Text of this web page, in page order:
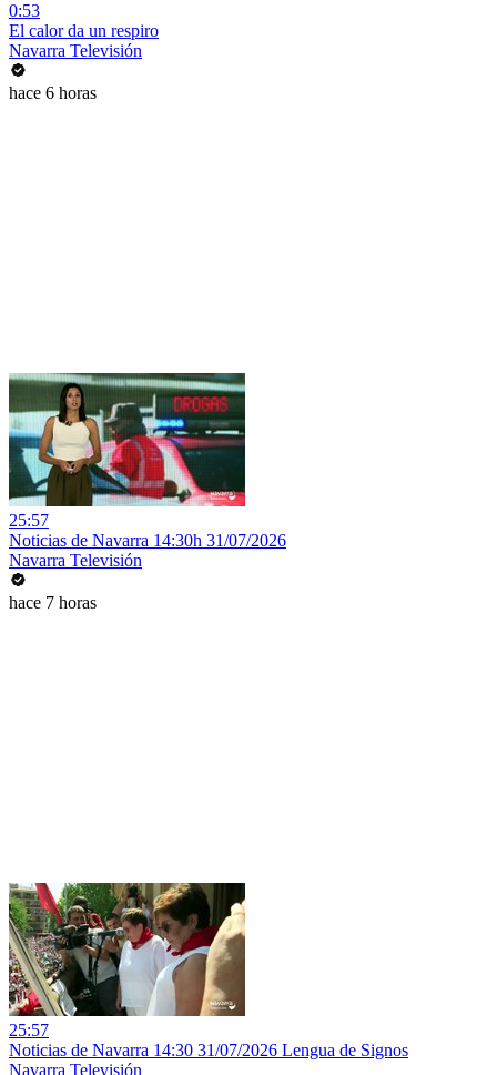
0:53
El calor da un respiro
Navarra Televisión
hace 6 horas
25:57
Noticias de Navarra 14:30h 31/07/2026
Navarra Televisión
hace 7 horas
25:57
Noticias de Navarra 14:30 31/07/2026 Lengua de Signos
Navarra Televisión